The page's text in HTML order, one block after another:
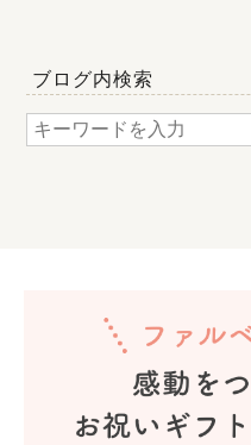
ブログ内検索